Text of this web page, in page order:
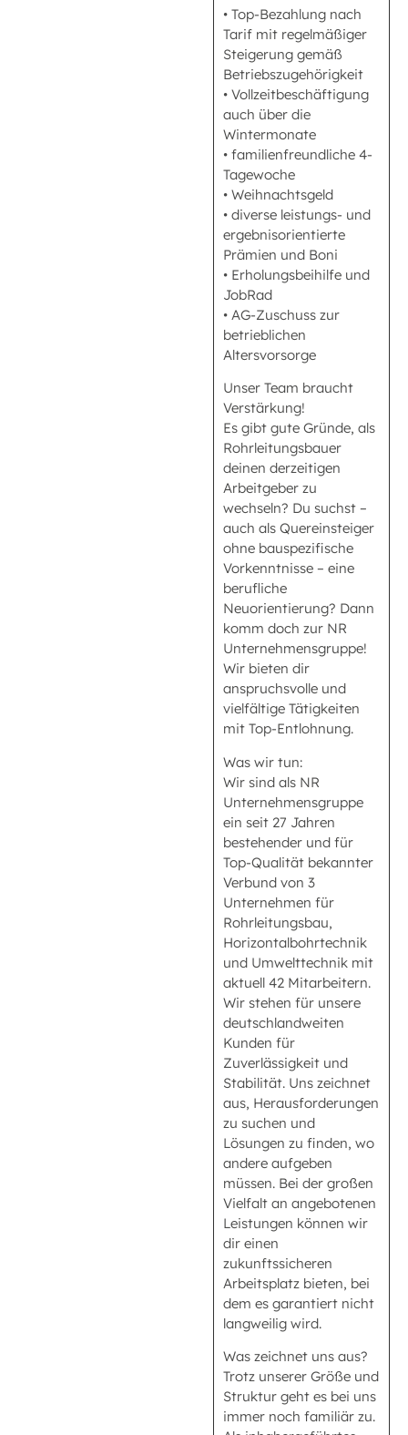
• Top-Bezahlung nach
Tarif mit regelmäßiger
Steigerung gemäß
Betriebszugehörigkeit
• Vollzeitbeschäftigung
auch über die
Wintermonate
• familienfreundliche 4-
Tagewoche
• Weihnachtsgeld
• diverse leistungs- und
ergebnisorientierte
Prämien und Boni
• Erholungsbeihilfe und
JobRad
• AG-Zuschuss zur
betrieblichen
Altersvorsorge
Unser Team braucht
Verstärkung!
Es gibt gute Gründe, als
Rohrleitungsbauer
deinen derzeitigen
Arbeitgeber zu
wechseln? Du suchst –
auch als Quereinsteiger
ohne bauspezifische
Vorkenntnisse – eine
berufliche
Neuorientierung? Dann
komm doch zur NR
Unternehmensgruppe!
Wir bieten dir
anspruchsvolle und
vielfältige Tätigkeiten
mit Top-Entlohnung.
Was wir tun:
Wir sind als NR
Unternehmensgruppe
ein seit 27 Jahren
bestehender und für
Top-Qualität bekannter
Verbund von 3
Unternehmen für
Rohrleitungsbau,
Horizontalbohrtechnik
und Umwelttechnik mit
aktuell 42 Mitarbeitern.
Wir stehen für unsere
deutschlandweiten
Kunden für
Zuverlässigkeit und
Stabilität. Uns zeichnet
aus, Herausforderungen
zu suchen und
Lösungen zu finden, wo
andere aufgeben
müssen. Bei der großen
Vielfalt an angebotenen
Leistungen können wir
dir einen
zukunftssicheren
Arbeitsplatz bieten, bei
dem es garantiert nicht
langweilig wird.
Was zeichnet uns aus?
Trotz unserer Größe und
Struktur geht es bei uns
immer noch familiär zu.